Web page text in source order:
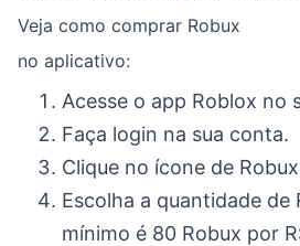
Veja como comprar Robux
no aplicativo:
Acesse o app Roblox no
Faça login na sua conta.
Clique no ícone de
Escolha a quantidade de
mínimo é 80 Robux por